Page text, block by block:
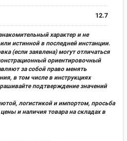
12.7
характер и не
истинной в последней инстанции.
(если заявлена) могут отличаться
ориентировочный
за собой право менять
в том числе в инструкциях
подтверждение значений
логистикой и импортом, просьба
и наличия товара на складах в